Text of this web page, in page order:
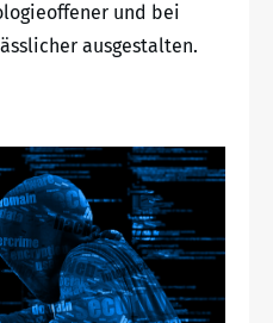
und bei
ausgestalten.